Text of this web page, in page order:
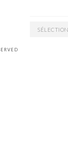
ARCHIVES